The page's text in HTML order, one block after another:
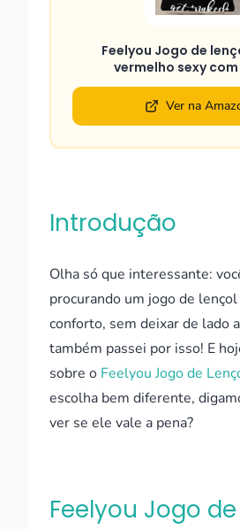
Feelyou Jogo de
vermelho sexy
Ver na
Introdução
Olha só que interessante:
procurando um jogo de
conforto, sem deixar de lado
também passei por isso! E
sobre o Feelyou Jogo de
escolha bem diferente,
ver se ele vale a pena?
Feelyou Jogo